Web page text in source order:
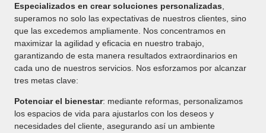
Especializados en crear soluciones personalizadas
superamos no solo las expectativas de nuestros clientes, sino
que las excedemos ampliamente. Nos concentramos en
maximizar la agilidad y eficacia en nuestro trabajo,
garantizando de esta manera resultados extraordinarios en
cada uno de nuestros servicios. Nos esforzamos por alcanzar
tres metas clave:
Potenciar el bienestar: mediante reformas, personalizamos
los espacios de vida para ajustarlos con los deseos y
necesidades del cliente, asegurando así un ambiente